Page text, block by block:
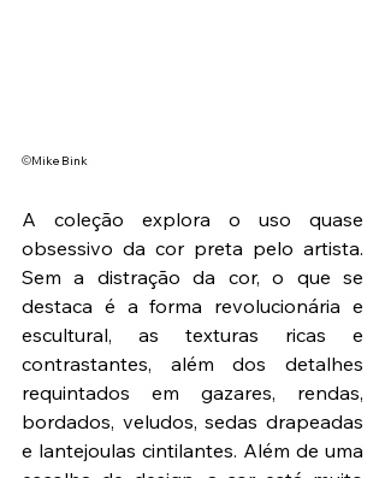
©Mike Bink
A coleção explora o uso quase
obsessivo da cor preta pelo artista.
Sem a distração da cor, o que se
destaca é a forma revolucionária e
escultural, as texturas ricas e
contrastantes, além dos detalhes
requintados em gazares, rendas,
bordados, veludos, sedas drapeadas
e lantejoulas cintilantes. Além de uma